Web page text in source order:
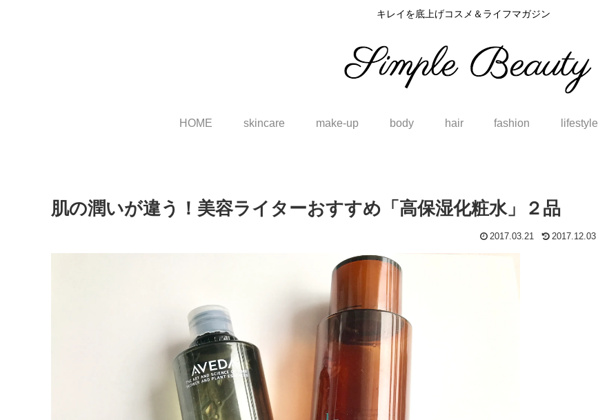
キレイを底上げコスメ＆ライフマガジン
HOME skincare make-up body hair fashion lifestyle
肌の潤いが違う！美容ライターおすすめ「高保湿化粧水」２品
2017.03.21 2017.12.03